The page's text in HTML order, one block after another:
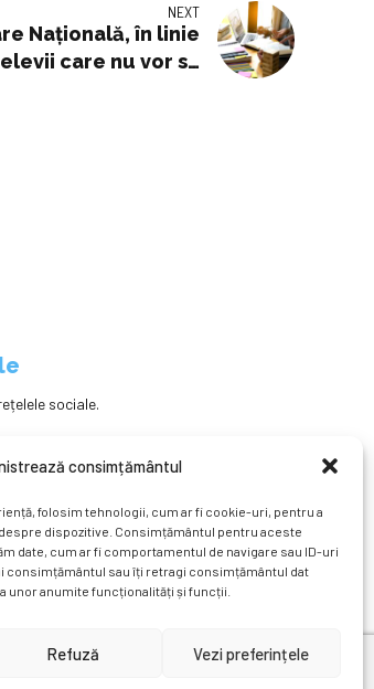
consimțământul
folosim tehnologii, cum ar fi cookie-uri, pentru a
dispozitive. Consimțământul pentru aceste
date, cum ar fi comportamentul de navigare sau ID-uri
consimțământul sau îți retragi consimțământul dat
unor anumite funcționalități și funcții.
Refuză Vezi preferințele
NEXT
Națională, în linie
care nu vor să
sociale.